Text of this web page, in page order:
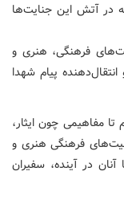
در آتش این جنایت‌ها
فرهنگی، هنری و
پیام شهدا
مفاهیمی چون ایثار،
فرهنگی هنری و
آنان در آینده، سفیران